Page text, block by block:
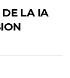
DE LA IA